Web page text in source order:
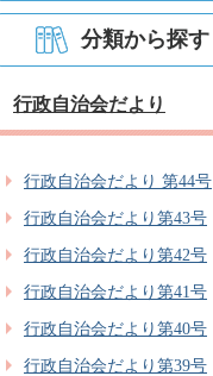
分類から探す
行政自治会だより
行政自治会だより 第44号
行政自治会だより第43号
行政自治会だより第42号
行政自治会だより第41号
行政自治会だより第40号
行政自治会だより第39号